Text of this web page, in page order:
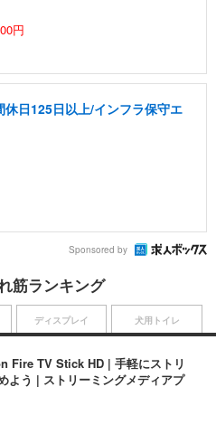
円
日125日以上/インフラ保守エ
Sponsored by
筋ランキング
Fire TV Stick HD | 手軽にストリ
よう | ストリーミングメディアプ
ディスプレイ 犬用トイレ